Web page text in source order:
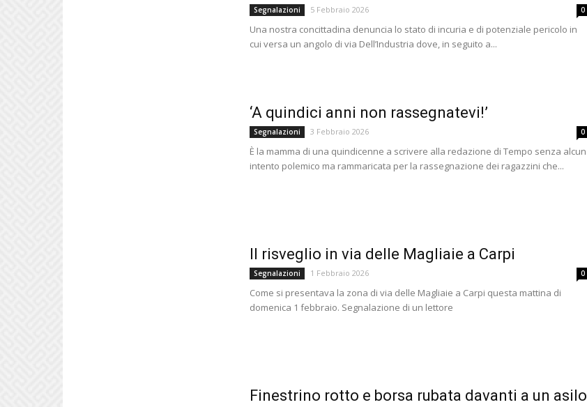
Segnalazioni 5 Febbraio 2026 0
Una nostra concittadina denuncia lo stato di incuria e di potenziale pericolo in
cui versa un angolo di via Dell’Industria dove, in seguito a...
‘A quindici anni non rassegnatevi!’
Segnalazioni 3 Febbraio 2026 0
È la mamma di una quindicenne a scrivere alla redazione di Tempo senza alcun
intento polemico ma rammaricata per la rassegnazione dei ragazzini che...
Il risveglio in via delle Magliaie a Carpi
Segnalazioni 1 Febbraio 2026 0
Come si presentava la zona di via delle Magliaie a Carpi questa mattina di
domenica 1 febbraio. Segnalazione di un lettore
Finestrino rotto e borsa rubata davanti a un asilo